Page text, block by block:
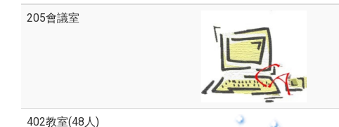
205會議室
402教室(48人)